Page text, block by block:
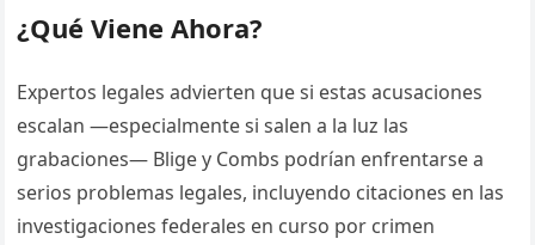
¿Qué Viene Ahora?
Expertos legales advierten que si estas acusaciones
escalan —especialmente si salen a la luz las
grabaciones— Blige y Combs podrían enfrentarse a
serios problemas legales, incluyendo citaciones en las
investigaciones federales en curso por crimen